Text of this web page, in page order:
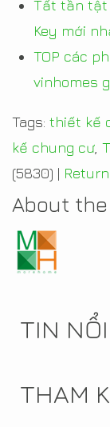
Tất tần tật
Key mới
TOP các
vinhomes
Tags: thiết kế
kế chung cư
(5830) | Return
About
TIN
THAM